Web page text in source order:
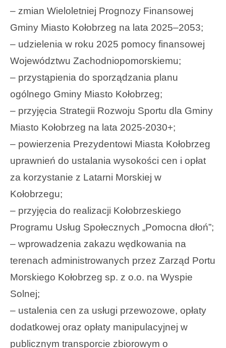
– zmian Wieloletniej Prognozy Finansowej
Gminy Miasto Kołobrzeg na lata 2025–2053;
– udzielenia w roku 2025 pomocy finansowej
Województwu Zachodniopomorskiemu;
– przystąpienia do sporządzania planu
ogólnego Gminy Miasto Kołobrzeg;
– przyjęcia Strategii Rozwoju Sportu dla Gminy
Miasto Kołobrzeg na lata 2025-2030+;
– powierzenia Prezydentowi Miasta Kołobrzeg
uprawnień do ustalania wysokości cen i opłat
za korzystanie z Latarni Morskiej w
Kołobrzegu;
– przyjęcia do realizacji Kołobrzeskiego
Programu Usług Społecznych „Pomocna dłoń”;
– wprowadzenia zakazu wędkowania na
terenach administrowanych przez Zarząd Portu
Morskiego Kołobrzeg sp. z o.o. na Wyspie
Solnej;
– ustalenia cen za usługi przewozowe, opłaty
dodatkowej oraz opłaty manipulacyjnej w
publicznym transporcie zbiorowym o